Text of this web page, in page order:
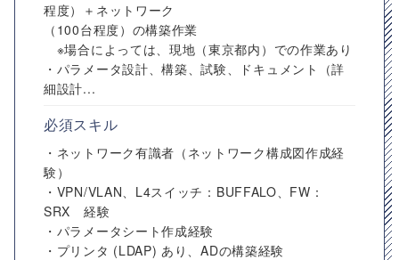
程度）＋ネットワーク
（100台程度）の構築作業
※場合によっては、現地（東京都内）での作業あり
・パラメータ設計、構築、試験、ドキュメント（詳
細設計...
必須スキル
・ネットワーク有識者（ネットワーク構成図作成経
験）
・VPN/VLAN、L4スイッチ：BUFFALO、FW：
SRX 経験
・パラメータシート作成経験
・プリンタ (LDAP) あり、ADの構築経験